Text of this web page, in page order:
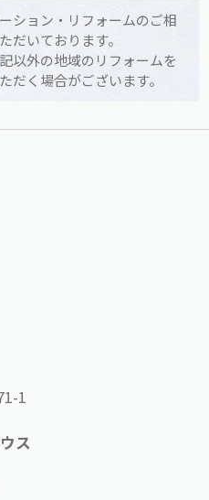
ション・リフォームのご相
だいております。
以外の地域のリフォームを
だく場合がございます。
1
ス